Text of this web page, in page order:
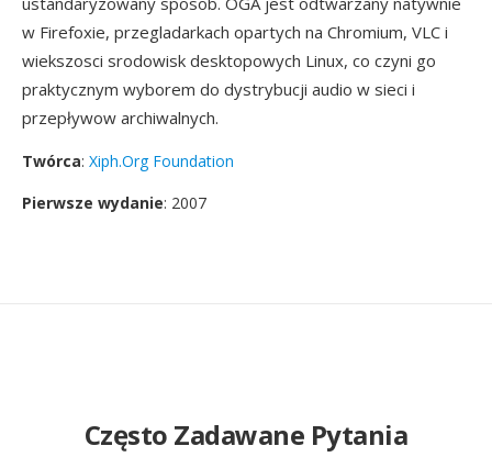
w Firefoxie, przegladarkach opartych na Chromium, VLC i
wiekszosci srodowisk desktopowych Linux, co czyni go
praktycznym wyborem do dystrybucji audio w sieci i
przepływow archiwalnych.
Twórca: Xiph.Org Foundation
Pierwsze wydanie: 2007
Często Zadawane Pytania